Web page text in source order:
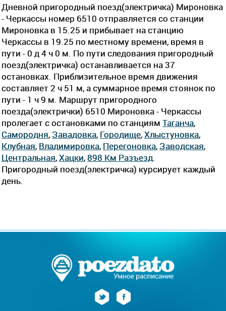
Дневной пригородный поезд(электричка) Мироновка
- Черкассы номер 6510 отправляется со станции
Мироновка в 15.25 и прибывает на станцию
Черкассы в 19.25 по местному времени, время в
пути - 0 д 4 ч 0 м. По пути следования пригородный
поезд(электричка) останавливается на 37
остановках. Приблизительное время движения
составляет 2 ч 51 м, а суммарное время стоянок по
пути - 1 ч 9 м. Маршрут пригородного
поезда(электрички) 6510 Мироновка - Черкассы
пролегает c остановками по станциям Таганча,
Самородня, Завадовка, Городище,Хлыстуновка,
Клубная, Владимировка, Перегоновка, Заводская,
Центральная,Хацки,898 Км Разъезд
Пригородный поезд(электричка) курсирует каждый
день.